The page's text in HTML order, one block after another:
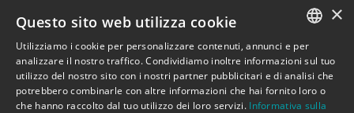
seminario pratico
UN’ESPERIENZA DI PEDAGOGIA CON IBEN
ITALIAN
ENGLISH
×
Questo sito web utilizza cookie
Utilizziamo i cookie per personalizzare contenuti, annunci e per
analizzare il nostro traffico. Condividiamo inoltre informazioni sul tuo
utilizzo del nostro sito con i nostri partner pubblicitari e di analisi che
potrebbero combinarle con altre informazioni che hai fornito loro o
che hanno raccolto dal tuo utilizzo dei loro servizi. Informativa sulla